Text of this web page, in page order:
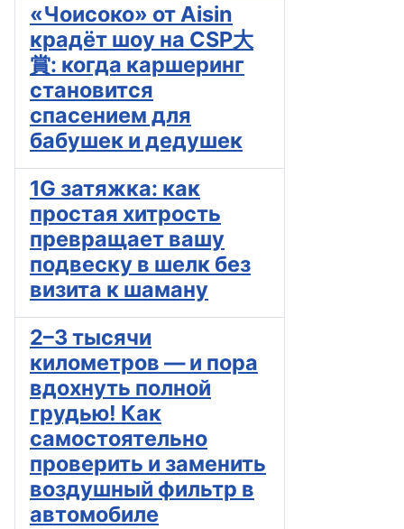
«Чоиcоко» от Aisin
крадёт шоу на CSP大
賞: когда каршеринг
становится
спасением для
бабушек и дедушек
1G затяжка: как
простая хитрость
превращает вашу
подвеску в шелк без
визита к шаману
2–3 тысячи
километров — и пора
вдохнуть полной
грудью! Как
самостоятельно
проверить и заменить
воздушный фильтр в
автомобиле